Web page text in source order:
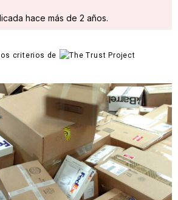
hace más de 2 años.
criterios de